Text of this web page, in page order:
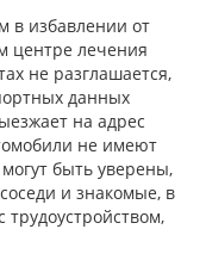
в избавлении от
центре лечения
не разглашается,
данных
на адрес
не имеют
быть уверены,
и знакомые, в